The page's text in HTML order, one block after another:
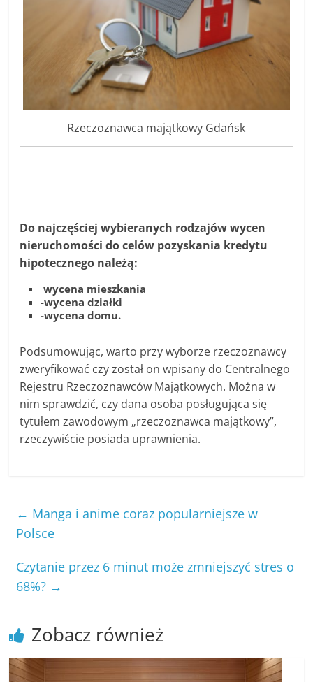
Rzeczoznawca majątkowy Gdańsk
Do najczęściej wybieranych rodzajów wycen
nieruchomości do celów pozyskania kredytu
hipotecznego należą:
wycena mieszkania
-wycena działki
-wycena domu.
Podsumowując, warto przy wyborze rzeczoznawcy
zweryfikować czy został on wpisany do Centralnego
Rejestru Rzeczoznawców Majątkowych. Można w
nim sprawdzić, czy dana osoba posługująca się
tytułem zawodowym „rzeczoznawca majątkowy”,
rzeczywiście posiada uprawnienia.
← Manga i anime coraz popularniejsze w
Polsce
Czytanie przez 6 minut może zmniejszyć stres o
68%? →
Zobacz również